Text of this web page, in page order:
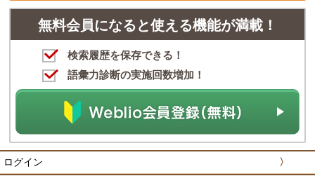
無料会員になると使える機能が満載！
検索履歴を保存できる！
語彙力診断の実施回数増加！
ログイン 〉